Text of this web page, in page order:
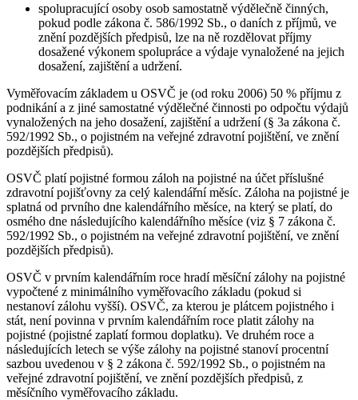
spolupracující osoby osob samostatně výdělečně činných,
pokud podle zákona č. 586/1992 Sb., o daních z příjmů, ve
znění pozdějších předpisů, lze na ně rozdělovat příjmy
dosažené výkonem spolupráce a výdaje vynaložené na jejich
dosažení, zajištění a udržení.
Vyměřovacím základem u OSVČ je (od roku 2006) 50 % příjmu z
podnikání a z jiné samostatné výdělečné činnosti po odpočtu výdajů
vynaložených na jeho dosažení, zajištění a udržení (§ 3a zákona č.
592/1992 Sb., o pojistném na veřejné zdravotní pojištění, ve znění
pozdějších předpisů).
OSVČ platí pojistné formou záloh na pojistné na účet příslušné
zdravotní pojišťovny za celý kalendářní měsíc. Záloha na pojistné je
splatná od prvního dne kalendářního měsíce, na který se platí, do
osmého dne následujícího kalendářního měsíce (viz § 7 zákona č.
592/1992 Sb., o pojistném na veřejné zdravotní pojištění, ve znění
pozdějších předpisů).
OSVČ v prvním kalendářním roce hradí měsíční zálohy na pojistné
vypočtené z minimálního vyměřovacího základu (pokud si
nestanoví zálohu vyšší). OSVČ, za kterou je plátcem pojistného i
stát, není povinna v prvním kalendářním roce platit zálohy na
pojistné (pojistné zaplatí formou doplatku). Ve druhém roce a
následujících letech se výše zálohy na pojistné stanoví procentní
sazbou uvedenou v § 2 zákona č. 592/1992 Sb., o pojistném na
veřejné zdravotní pojištění, ve znění pozdějších předpisů, z
měsíčního vyměřovacího základu.